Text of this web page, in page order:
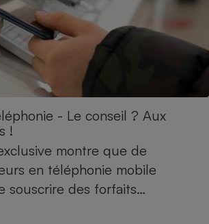
- Le conseil ? Aux
!
montre que de
en téléphonie mobile
souscrire des forfaits…